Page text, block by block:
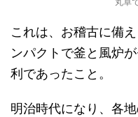
これは、お稽古に備
ンパクトで釜と風炉
利であったこと。
明治時代になり、各